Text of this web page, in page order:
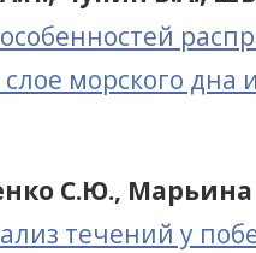
морского дна
С.Ю.,
течений у